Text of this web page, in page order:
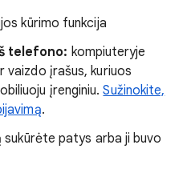
kūrimo funkcija
telefono: kompiuteryje
įrašus, kuriuos
įrenginiu.Sužinokite,
.
patys arba ji buvo